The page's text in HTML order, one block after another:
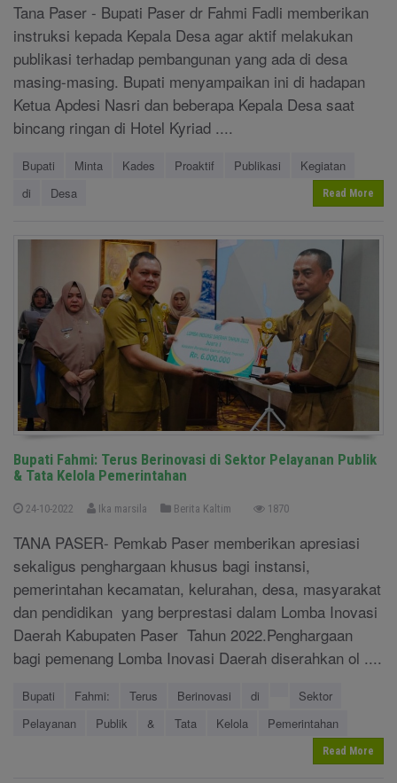
Tana Paser - Bupati Paser dr Fahmi Fadli memberikan
instruksi kepada Kepala Desa agar aktif melakukan
publikasi terhadap pembangunan yang ada di desa
masing-masing. Bupati menyampaikan ini di hadapan
Ketua Apdesi Nasri dan beberapa Kepala Desa saat
bincang ringan di Hotel Kyriad ....
Bupati Minta Kades Proaktif Publikasi
Kegiatan
di
Desa Read More
Bupati Fahmi: Terus Berinovasi di Sektor Pelayanan Publik
& Tata Kelola Pemerintahan
24-10-2022 Ika marsila Berita Kaltim 1870
TANA PASER- Pemkab Paser memberikan apresiasi
sekaligus penghargaan khusus bagi instansi,
pemerintahan kecamatan, kelurahan, desa, masyarakat
dan pendidikan yang berprestasi dalam Lomba Inovasi
Daerah Kabupaten Paser Tahun 2022.Penghargaan
bagi pemenang Lomba Inovasi Daerah diserahkan ol ....
Bupati Fahmi: Terus Berinovasi di
Sektor
Pelayanan
Publik & Tata Kelola Pemerintahan
Read More